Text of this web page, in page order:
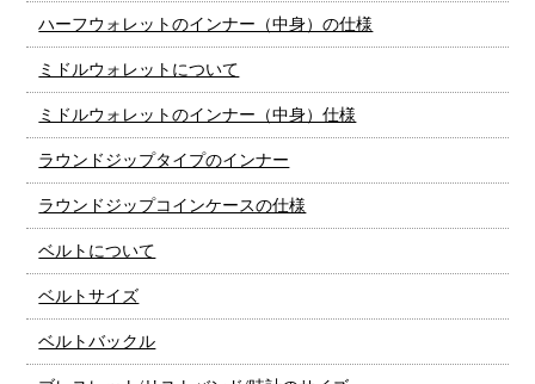
ハーフウォレットのインナー（中身）の仕様
ミドルウォレットについて
ミドルウォレットのインナー（中身）仕様
ラウンドジップタイプのインナー
ラウンドジップコインケースの仕様
ベルトについて
ベルトサイズ
ベルトバックル